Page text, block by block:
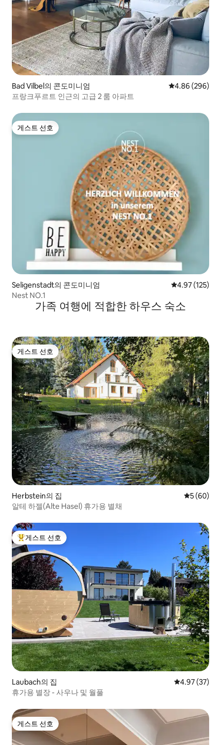
Bad Vilbel의 콘도미니엄 평점 4.86점(5
4.86 (296)
프랑크푸르트 인근의 고급 2 룸 아파트
게스트 선호
게스트 선호
Seligenstadt의 콘도미니엄 평점 4.97점(5
4.97 (125)
Nest NO.1
가족 여행에 적합한 하우스 숙소
게스트 선호
게스트 선호
Herbstein의 집 평점 5점(5
5 (60)
알테 하젤(Alte Hasel) 휴가용 별채
상위 게스트 선호
게스트 선호
Laubach의 집 평점 4.97점(5
4.97 (37)
휴가용 별장 - 사우나 및 월풀
게스트 선호
게스트 선호